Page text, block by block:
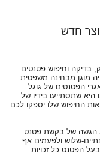
חדש
וחיפוש פטנטים.
מוגן מבחינה משפטית.
הפטנטים של גוגל
שתסתייעו בידיו של
החיפוש שלו יספקו לכם
הגשה של בקשת פטנט
שלוש ולפעמים אף
הפטנט כל זכויות